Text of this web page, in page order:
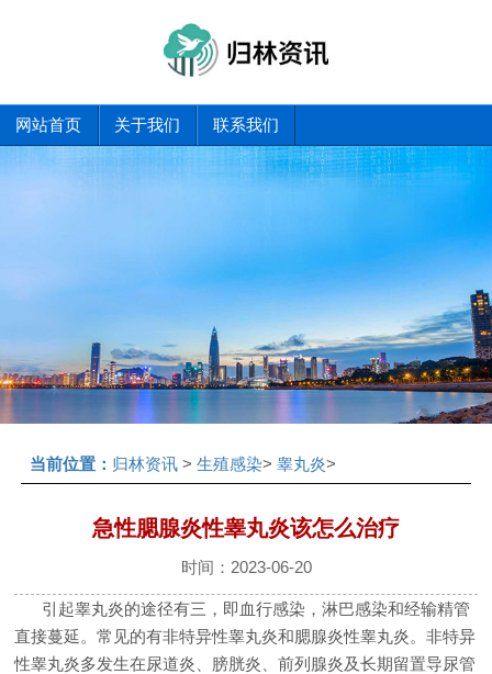
网站首页 关于我们 联系我们
当前位置： 归林资讯> 生殖感染> 睾丸炎>
急性腮腺炎性睾丸炎该怎么治疗
时间：2023-06-20
引起睾丸炎的途径有三，即血行感染，淋巴感染和经输精管
直接蔓延。常见的有非特异性睾丸炎和腮腺炎性睾丸炎。非特异
性睾丸炎多发生在尿道炎、膀胱炎、前列腺炎及长期留置导尿管